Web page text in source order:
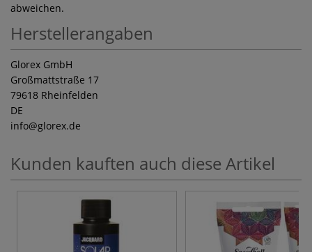
abweichen.
Herstellerangaben
Glorex GmbH
Großmattstraße 17
79618 Rheinfelden
DE
info@glorex.de
Kunden kauften auch diese Artikel